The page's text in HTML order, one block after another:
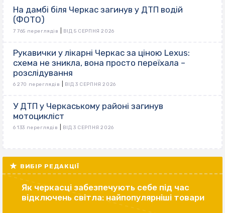
На дамбі біля Черкас загинув у ДТП водій
(ФОТО)
7 765 переглядів ВІД 5 СЕРПНЯ 2026
Рукавички у лікарні Черкас за ціною Lexus:
схема не зникла, вона просто переїхала –
розслідування
6 270 переглядів ВІД 3 СЕРПНЯ 2026
У ДТП у Черкаському районі загинув
мотоцикліст
6 133 переглядів ВІД 3 СЕРПНЯ 2026
ВИБІР РЕДАКЦІЇ
Як черкасці забезпечують себе під час
відключень світла: найпопулярніші товари